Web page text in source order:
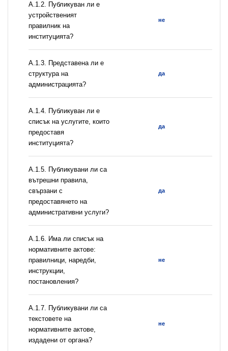
А.1.2. Публикуван ли е
устройственият
правилник на
институцията?
не
A.1.3. Представена ли е
структура на
администрацията?
да
А.1.4. Публикуван ли е
списък на услугите, които
предоставя
институцията?
да
А.1.5. Публикувани ли са
вътрешни правила,
свързани с
предоставянето на
административни услуги?
да
А.1.6. Има ли списък на
нормативните актове:
правилници, наредби,
инструкции,
постановления?
не
А.1.7. Публикувани ли са
текстовете на
нормативните актове,
издадени от органа?
не